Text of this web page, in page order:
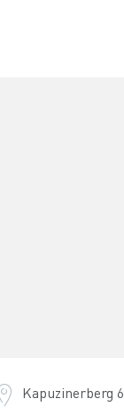
Kapuzinerberg 6